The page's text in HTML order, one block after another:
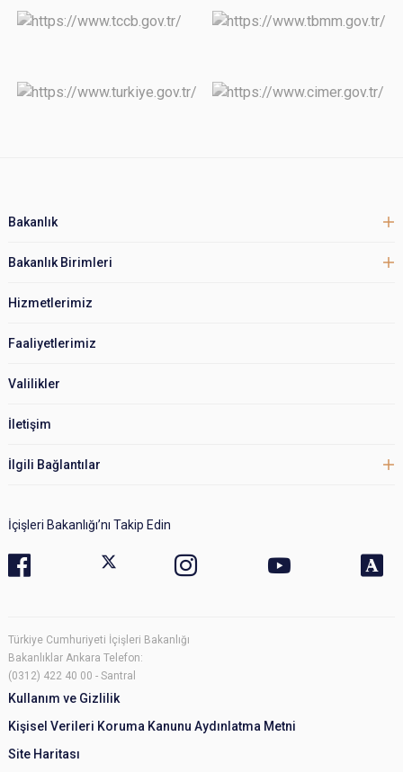
Bakanlık
Bakanlık Birimleri
Hizmetlerimiz
Faaliyetlerimiz
Valilikler
İletişim
İlgili Bağlantılar
İçişleri Bakanlığı’nı Takip Edin
Türkiye Cumhuriyeti İçişleri Bakanlığı
Bakanlıklar Ankara Telefon:
(0312) 422 40 00 - Santral
Kullanım ve Gizlilik
Kişisel Verileri Koruma Kanunu Aydınlatma Metni
Site Haritası